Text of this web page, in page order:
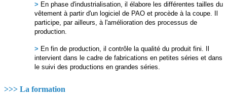
> En phase d'industrialisation, il élabore les différentes tailles du
vêtement à partir d'un logiciel de PAO et procède à la coupe. Il
participe, par ailleurs, à l'amélioration des processus de
production.
> En fin de production, il contrôle la qualité du produit fini. Il
intervient dans le cadre de fabrications en petites séries et dans
le suivi des productions en grandes séries.
>>> La formation